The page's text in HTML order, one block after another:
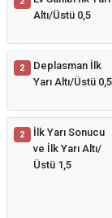
Altı/Üstü 0,5
2
Deplasman İlk
Yarı Altı/Üstü 0,5
2
İlk Yarı Sonucu
ve İlk Yarı Altı/
Üstü 1,5